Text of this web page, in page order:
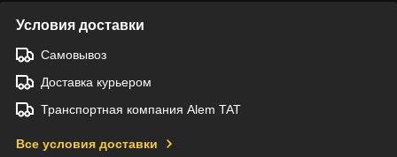
Условия доставки
Самовывоз
Доставка курьером
Транспортная компания Alem TAT
Все условия доставки